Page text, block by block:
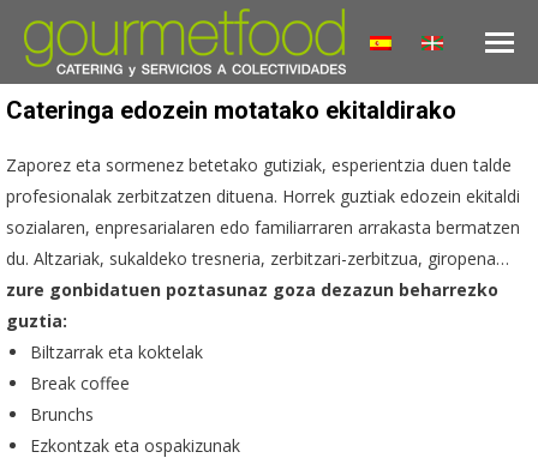
Cateringa edozein motatako ekitaldirako
Zaporez eta sormenez betetako gutiziak, esperientzia duen talde
profesionalak zerbitzatzen dituena. Horrek guztiak edozein ekitaldi
sozialaren, enpresarialaren edo familiarraren arrakasta bermatzen
du. Altzariak, sukaldeko tresneria, zerbitzari-zerbitzua, giropena…
zure gonbidatuen poztasunaz goza dezazun beharrezko
guztia:
Biltzarrak eta koktelak
Break coffee
Brunchs
Ezkontzak eta ospakizunak